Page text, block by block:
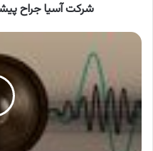
شرکت آسیا جراح
آگهی
رنگ
های
آریا
پارس